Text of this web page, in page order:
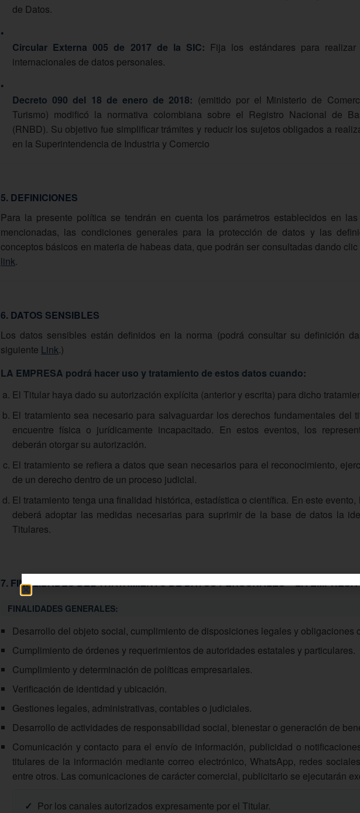
de Datos.
•
Circular Externa 005 de 2017 de la SIC: Fija los estándares para realizar
internacionales de datos personales.
•
Decreto 090 del 18 de enero de 2018: (emitido por el Ministerio de
Turismo) modificó la normativa colombiana sobre el Registro Nacional de
(RNBD). Su objetivo fue simplificar trámites y reducir los sujetos obligados a
en la Superintendencia de Industria y Comercio
5. DEFINICIONES
Para la presente política se tendrán en cuenta los parámetros establecidos en
mencionadas, las condiciones generales para la protección de datos y las
conceptos básicos en materia de habeas data, que podrán ser consultadas dando
link.
6. DATOS SENSIBLES
Los datos sensibles están definidos en la norma (podrá consultar su definición
siguiente Link.)
LA EMPRESA podrá hacer uso y tratamiento de estos datos cuando:
El Titular haya dado su autorización explícita (anterior y escrita) para dicho
El tratamiento sea necesario para salvaguardar los derechos fundamentales del
encuentre física o jurídicamente incapacitado. En estos eventos, los
deberán otorgar su autorización.
El tratamiento se refiera a datos que sean necesarios para el reconocimiento,
de un derecho dentro de un proceso judicial.
El tratamiento tenga una finalidad histórica, estadística o científica. En este
deberá adoptar las medidas necesarias para suprimir de la base de datos la
Titulares.
7. FINALIDADES DEL TRATAMIENTO DE DATOS PERSONALES – LA EMPRESA
FINALIDADES GENERALES:
Desarrollo del objeto social, cumplimiento de disposiciones legales y obligaciones
Cumplimiento de órdenes y requerimientos de autoridades estatales y particulares.
Cumplimiento y determinación de políticas empresariales.
Verificación de identidad y ubicación.
Gestiones legales, administrativas, contables o judiciales.
Desarrollo de actividades de responsabilidad social, bienestar o generación de
Comunicación y contacto para el envío de información, publicidad o
titulares de la información mediante correo electrónico, WhatsApp, redes
entre otros. Las comunicaciones de carácter comercial, publicitario se ejecutarán
✓ Por los canales autorizados expresamente por el Titular.